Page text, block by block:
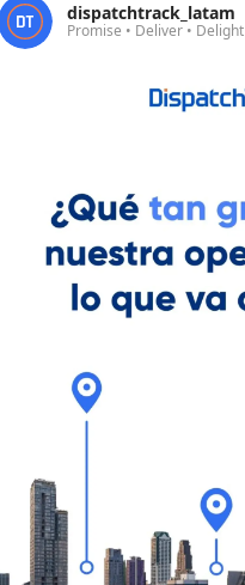
dispatchtrack_latam
Promise • Deliver • Delight